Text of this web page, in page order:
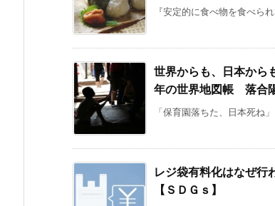
『安定的に食べ物を食べ
世界からも、日本から
年の世界地図帳 落合
「保育園落ちた、日本死
レジ袋有料化はなぜ行
【ＳＤＧｓ】